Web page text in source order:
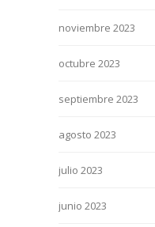
noviembre 2023
octubre 2023
septiembre 2023
agosto 2023
julio 2023
junio 2023